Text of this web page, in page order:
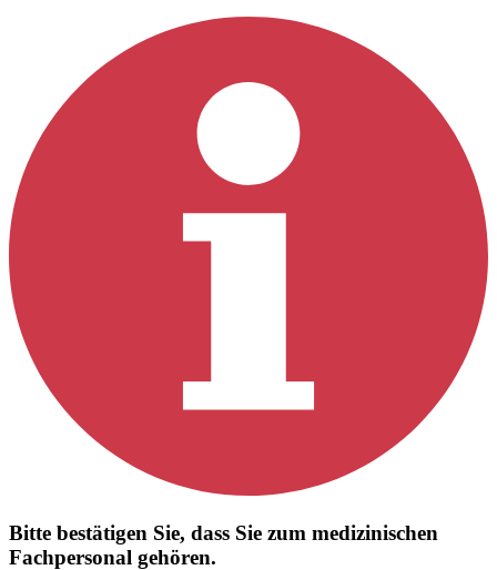
Bitte bestätigen Sie, dass Sie zum medizinischen
Fachpersonal gehören.